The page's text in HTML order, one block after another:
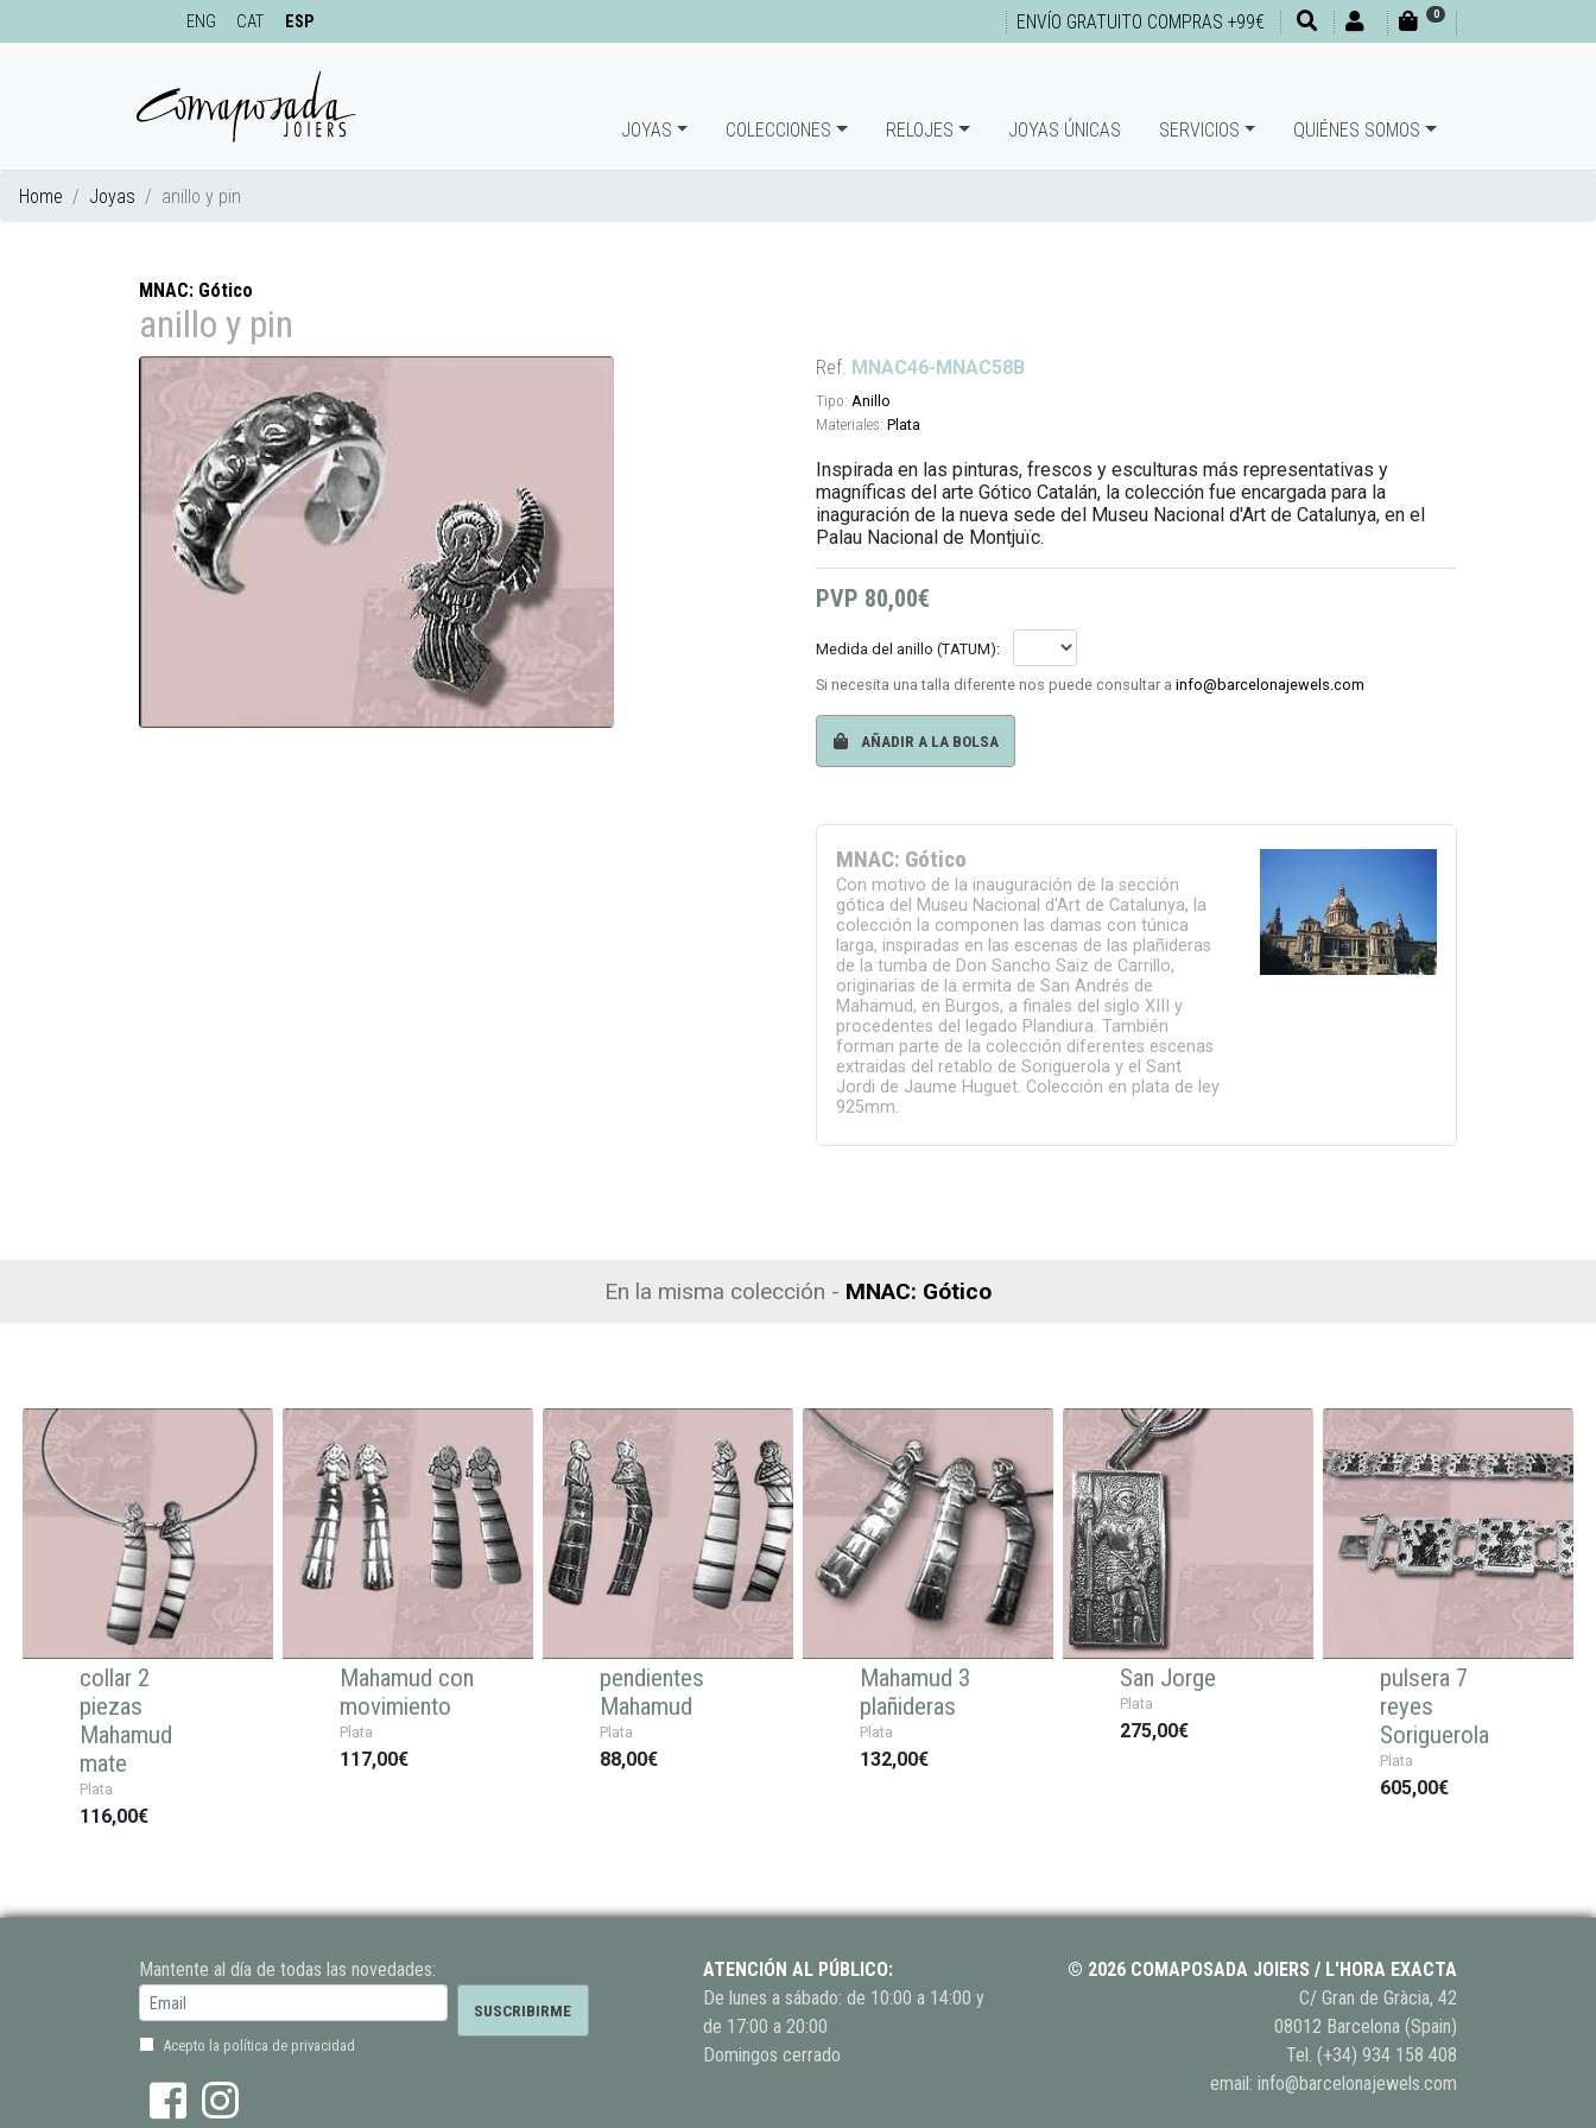
ENG CAT ESP ENVÍO GRATUITO COMPRAS +99€ 0
JOYAS COLECCIONES RELOJES JOYAS ÚNICAS SERVICIOS QUIÉNES SOMOS
Home Joyas anillo y pin
MNAC: Gótico
anillo y pin
Ref. MNAC46-MNAC58B
Tipo: Anillo
Materiales: Plata
Inspirada en las pinturas, frescos y esculturas más representativas y
magníficas del arte Gótico Catalán, la colección fue encargada para la
inaguración de la nueva sede del Museu Nacional d'Art de Catalunya, en el
Palau Nacional de Montjuïc.
PVP 80,00€
Medida del anillo (TATUM):
Si necesita una talla diferente nos puede consultar a info@barcelonajewels.com
AÑADIR A LA BOLSA
MNAC: Gótico
Con motivo de la inauguración de la sección
gótica del Museu Nacional d'Art de Catalunya, la
colección la componen las damas con túnica
larga, inspiradas en las escenas de las plañideras
de la tumba de Don Sancho Saiz de Carrillo,
originarias de la ermita de San Andrés de
Mahamud, en Burgos, a finales del siglo XIII y
procedentes del legado Plandiura. También
forman parte de la colección diferentes escenas
extraidas del retablo de Soriguerola y el Sant
Jordi de Jaume Huguet. Colección en plata de ley
925mm.
En la misma colección - MNAC: Gótico
collar 2
piezas
Mahamud
mate
Plata
116,00€
Mahamud con
movimiento
Plata
117,00€
pendientes
Mahamud
Plata
88,00€
Mahamud 3
plañideras
Plata
132,00€
San Jorge
Plata
275,00€
pulsera 7
reyes
Soriguerola
Plata
605,00€
Mantente al día de todas las novedades:
Acepto la política de privacidad
ATENCIÓN AL PÚBLICO:
De lunes a sábado: de 10:00 a 14:00 y
de 17:00 a 20:00
Domingos cerrado
© 2026 COMAPOSADA JOIERS / L'HORA EXACTA
C/ Gran de Gràcia, 42
08012 Barcelona (Spain)
Tel. (+34) 934 158 408
email: info@barcelonajewels.com